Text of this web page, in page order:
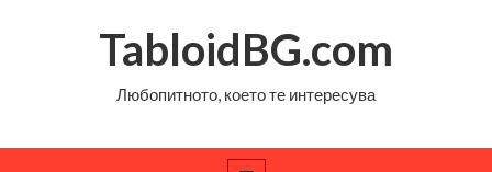
TabloidBG.com
Любопитното, което те интересува